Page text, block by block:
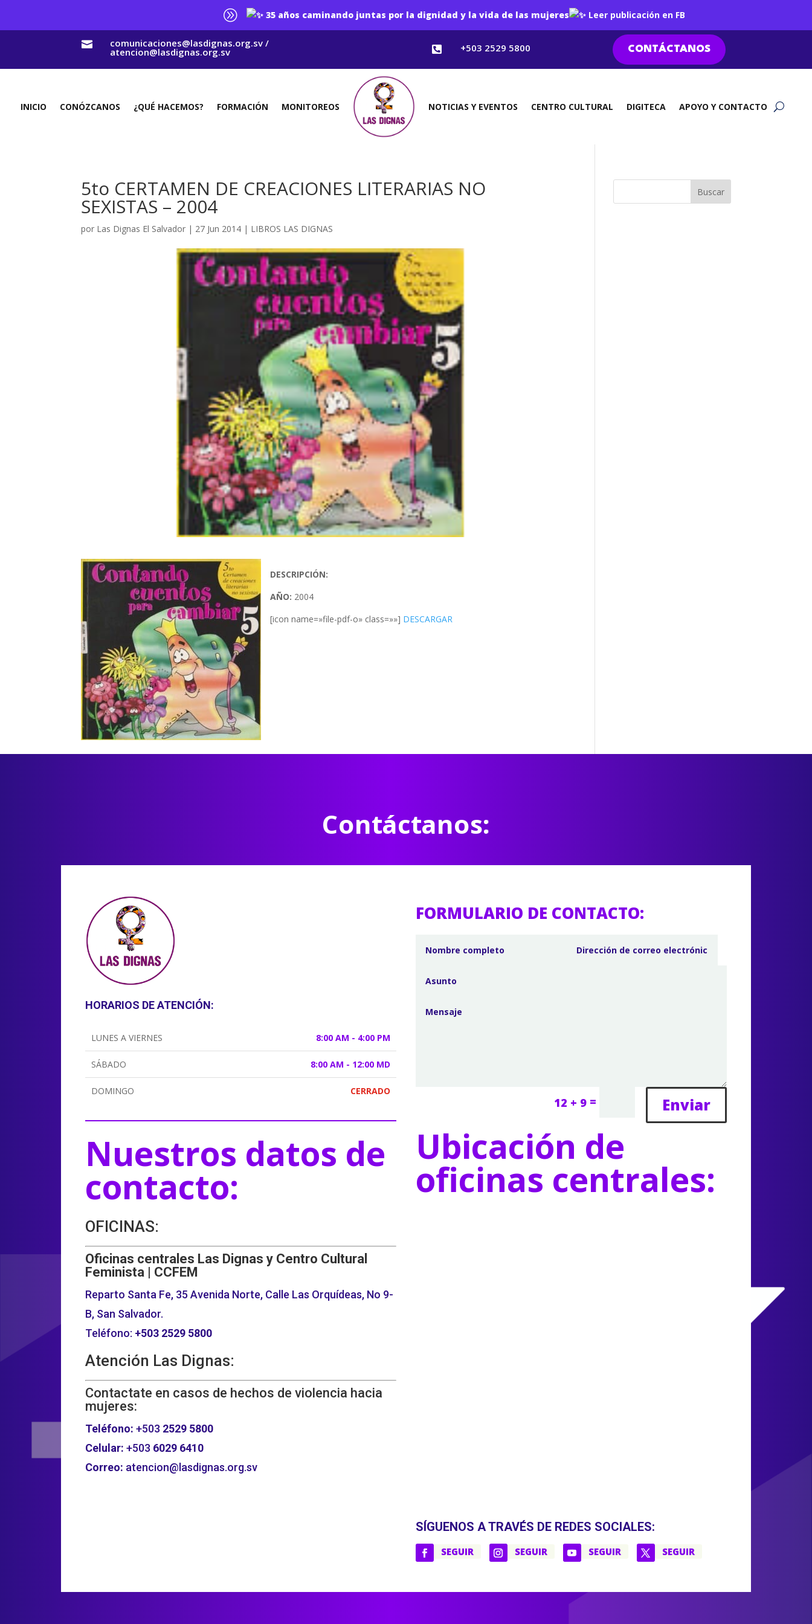
A 35 años caminando juntas por la dignidad y la vida de las mujeres Leer publicación en FB
 comunicaciones@lasdignas.org.sv /
atencion@lasdignas.org.sv  +503 2529 5800 CONTÁCTANOS
INICIO CONÓZCANOS ¿QUÉ HACEMOS? FORMACIÓN MONITOREOS NOTICIAS Y EVENTOS CENTRO CULTURAL DIGITECA APOYO Y CONTACTO
5to CERTAMEN DE CREACIONES LITERARIAS NO
SEXISTAS – 2004
por Las Dignas El Salvador | 27 Jun 2014 | LIBROS LAS DIGNAS
DESCRIPCIÓN:
AÑO: 2004
[icon name=»file-pdf-o» class=»»] DESCARGAR
Contáctanos:
HORARIOS DE ATENCIÓN:
LUNES A VIERNES 8:00 AM - 4:00 PM
SÁBADO 8:00 AM - 12:00 MD
DOMINGO CERRADO
Nuestros datos de
contacto:
OFICINAS:
Oficinas centrales Las Dignas y Centro Cultural
Feminista | CCFEM
Reparto Santa Fe, 35 Avenida Norte, Calle Las Orquídeas, No 9-
B, San Salvador.
Teléfono: +503 2529 5800
Atención Las Dignas:
Contactate en casos de hechos de violencia hacia
mujeres:
Teléfono: +503 2529 5800
Celular: +503 6029 6410
Correo: atencion@lasdignas.org.sv
FORMULARIO DE CONTACTO:
12 + 9 = Enviar
Ubicación de
oficinas centrales:
SÍGUENOS A TRAVÉS DE REDES SOCIALES:
SEGUIR SEGUIR SEGUIR SEGUIR